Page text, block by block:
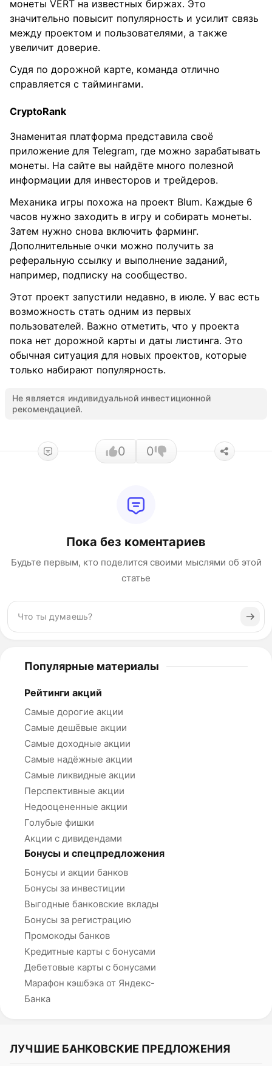
монеты VERT на известных биржах. Это
значительно повысит популярность и усилит связь
между проектом и пользователями, а также
увеличит доверие.
Судя по дорожной карте, команда отлично
справляется с таймингами.
CryptoRank
Знаменитая платформа представила своё
приложение для Telegram, где можно зарабатывать
монеты. На сайте вы найдёте много полезной
информации для инвесторов и трейдеров.
Механика игры похожа на проект Blum. Каждые 6
часов нужно заходить в игру и собирать монеты.
Затем нужно снова включить фарминг.
Дополнительные очки можно получить за
реферальную ссылку и выполнение заданий,
например, подписку на сообщество.
Этот проект запустили недавно, в июле. У вас есть
возможность стать одним из первых
пользователей. Важно отметить, что у проекта
пока нет дорожной карты и даты листинга. Это
обычная ситуация для новых проектов, которые
только набирают популярность.
Не является индивидуальной инвестиционной
рекомендацией.
0 0
Пока без коментариев
Будьте первым, кто поделится своими мыслями об этой
статье
Популярные материалы
Рейтинги акций
Самые дорогие акции
Самые дешёвые акции
Самые доходные акции
Самые надёжные акции
Самые ликвидные акции
Перспективные акции
Недооцененные акции
Голубые фишки
Акции с дивидендами
Бонусы и спецпредложения
Бонусы и акции банков
Бонусы за инвестиции
Выгодные банковские вклады
Бонусы за регистрацию
Промокоды банков
Кредитные карты с бонусами
Дебетовые карты с бонусами
Марафон кэшбэка от Яндекс-
Банка
ЛУЧШИЕ БАНКОВСКИЕ ПРЕДЛОЖЕНИЯ